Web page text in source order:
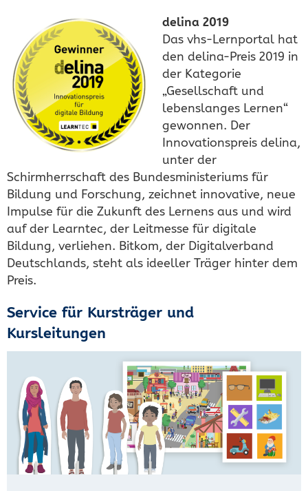
delina 2019
Das vhs-Lernportal hat
den delina-Preis 2019 in
der Kategorie
„Gesellschaft und
lebenslanges Lernen“
gewonnen. Der
Innovationspreis delina,
unter der
Schirmherrschaft des Bundesministeriums für
Bildung und Forschung, zeichnet innovative, neue
Impulse für die Zukunft des Lernens aus und wird
auf der Learntec, der Leitmesse für digitale
Bildung, verliehen. Bitkom, der Digitalverband
Deutschlands, steht als ideeller Träger hinter dem
Preis.
Service für Kursträger und
Kursleitungen